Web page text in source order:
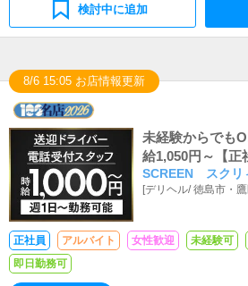
検討中に追加
8/6 15:05 お店情報更新
未経験からでも
給1,050円～【正
受付・HP更新・
SCREEN スクリ
[デリヘル/徳島市・
正社員 アルバイト 女性歓迎 未経験可
即日勤務可